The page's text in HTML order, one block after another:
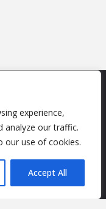
experience,
analyze our traffic.
our use of cookies.
Accept All
| PRIVACYBELEID
Noord
WordPress.